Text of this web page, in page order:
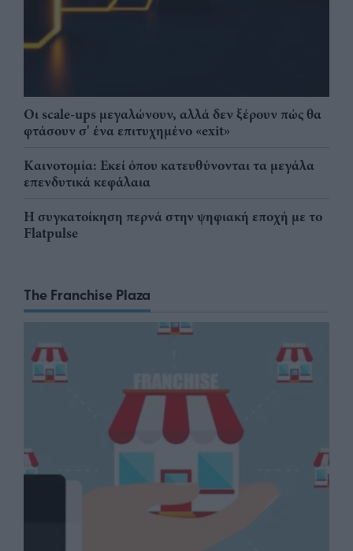
Οι scale-ups μεγαλώνουν, αλλά δεν ξέρουν πώς θα
φτάσουν σ' ένα επιτυχημένο «exit»
Καινοτομία: Εκεί όπου κατευθύνονται τα μεγάλα
επενδυτικά κεφάλαια
Η συγκατοίκηση περνά στην ψηφιακή εποχή με το
Flatpulse
The Franchise Plaza